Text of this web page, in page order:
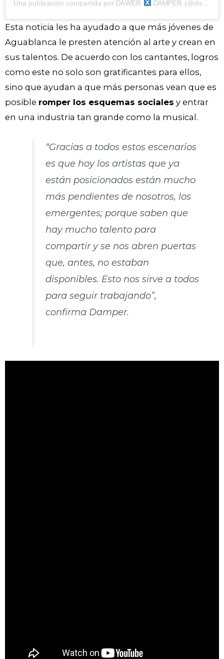
Una publicación compartida por ᎠᎪᎳᎬᎡ ᎠᎪᎷᏢᎬᎡ (@dawerxdamper)
Esta noticia les ha ayudado a que más jóvenes de
Aguablanca le presten atención al arte y crean en
sus talentos. De acuerdo con los cantantes, logros
como este no solo son gratificantes para ellos,
sino que ayudan a que más personas vean que es
posible romper los esquemas sociales y entrar
en una industria tan grande como la musical.
“Gracias a todos estos escenarios
es que hoy los artistas que ya
están posicionados están mucho
más pendientes de nosotros, los
emergentes; porque saben que
hay mucho talento para
compartir y se nos abren puertas
que, antes, no estaban
disponibles. Esto nos sirve a todos
para seguir trabajando”,
confirma Damper.